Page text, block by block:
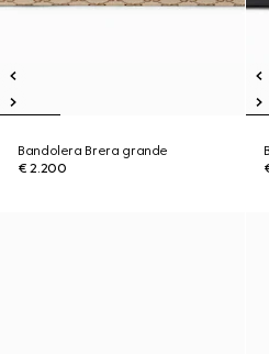
Bandolera Brera grande
€ 2.200